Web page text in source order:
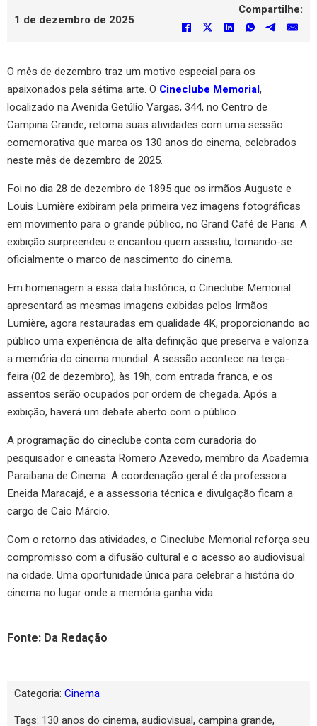
1 de dezembro de 2025
Compartilhe:
O mês de dezembro traz um motivo especial para os
apaixonados pela sétima arte. O Cineclube Memorial,
localizado na Avenida Getúlio Vargas, 344, no Centro de
Campina Grande, retoma suas atividades com uma sessão
comemorativa que marca os 130 anos do cinema, celebrados
neste mês de dezembro de 2025.
Foi no dia 28 de dezembro de 1895 que os irmãos Auguste e
Louis Lumière exibiram pela primeira vez imagens fotográficas
em movimento para o grande público, no Grand Café de Paris. A
exibição surpreendeu e encantou quem assistiu, tornando-se
oficialmente o marco de nascimento do cinema.
Em homenagem a essa data histórica, o Cineclube Memorial
apresentará as mesmas imagens exibidas pelos Irmãos
Lumière, agora restauradas em qualidade 4K, proporcionando ao
público uma experiência de alta definição que preserva e valoriza
a memória do cinema mundial. A sessão acontece na terça-
feira (02 de dezembro), às 19h, com entrada franca, e os
assentos serão ocupados por ordem de chegada. Após a
exibição, haverá um debate aberto com o público.
A programação do cineclube conta com curadoria do
pesquisador e cineasta Romero Azevedo, membro da Academia
Paraibana de Cinema. A coordenação geral é da professora
Eneida Maracajá, e a assessoria técnica e divulgação ficam a
cargo de Caio Márcio.
Com o retorno das atividades, o Cineclube Memorial reforça seu
compromisso com a difusão cultural e o acesso ao audiovisual
na cidade. Uma oportunidade única para celebrar a história do
cinema no lugar onde a memória ganha vida.
Fonte: Da Redação
Categoria: Cinema
Tags: 130 anos do cinema, audiovisual, campina grande,